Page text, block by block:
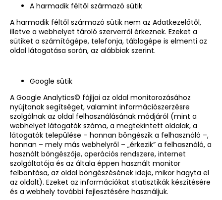
A harmadik féltől származó sütik
A harmadik féltől származó sütik nem az Adatkezelőtől,
illetve a webhelyet tároló szerverről érkeznek. Ezeket a
sütiket a számítógépe, telefonja, táblagépe is elmenti az
oldal látogatása során, az alábbiak szerint.
Google sütik
A Google Analytics© fájljai az oldal monitorozásához
nyújtanak segítséget, valamint információszerzésre
szolgálnak az oldal felhasználásának módjáról (mint a
webhelyet látogatók száma, a megtekintett oldalak, a
látogatók települése – honnan böngészik a felhasználó –,
honnan – mely más webhelyről – „érkezik” a felhasználó, a
használt böngészője, operációs rendszere, internet
szolgáltatója és az általa éppen használt monitor
felbontása, az oldal böngészésének ideje, mikor hagyta el
az oldalt). Ezeket az információkat statisztikák készítésére
és a webhely további fejlesztésére használjuk.